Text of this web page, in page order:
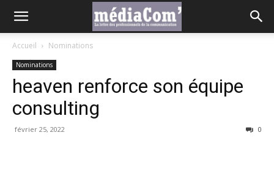
Accueil Nominations
Nominations
heaven renforce son équipe
consulting
février 25, 2022 0